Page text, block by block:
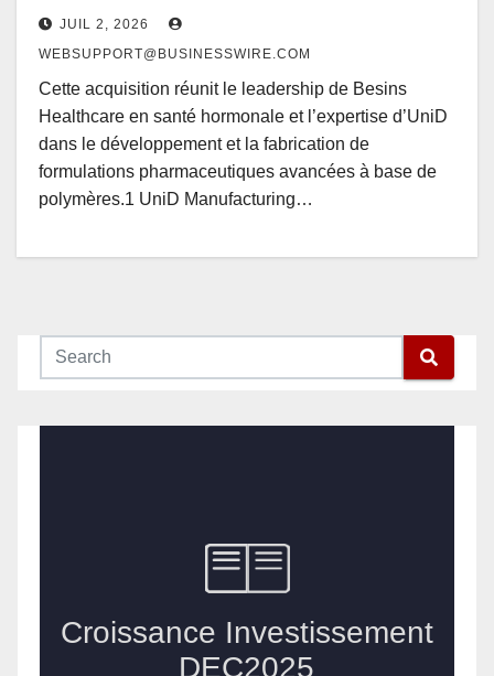
JUIL 2, 2026
WEBSUPPORT@BUSINESSWIRE.COM
Cette acquisition réunit le leadership de Besins
Healthcare en santé hormonale et l’expertise d’UniD
dans le développement et la fabrication de
formulations pharmaceutiques avancées à base de
polymères.1 UniD Manufacturing…